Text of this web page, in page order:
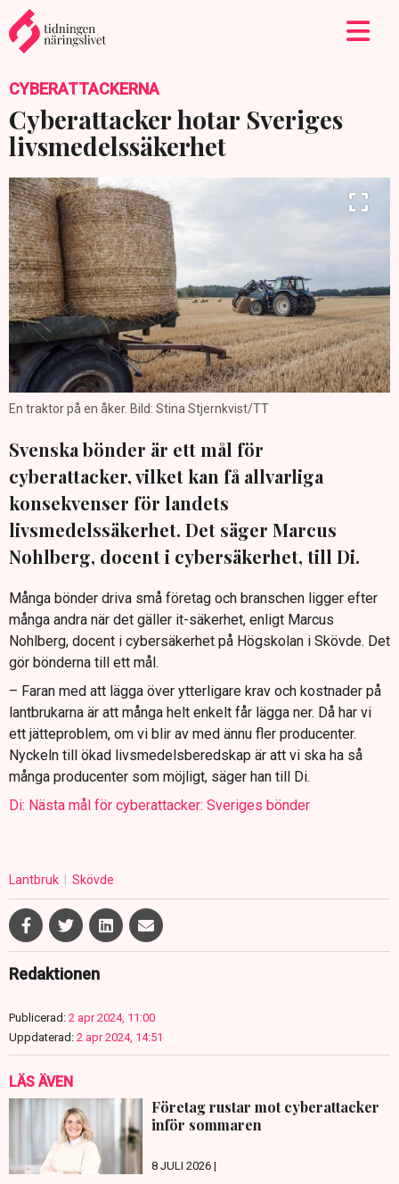
CYBERATTACKERNA
Cyberattacker hotar Sveriges
livsmedelssäkerhet
En traktor på en åker. Bild: Stina Stjernkvist/TT
Svenska bönder är ett mål för
cyberattacker, vilket kan få allvarliga
konsekvenser för landets
livsmedelssäkerhet. Det säger Marcus
Nohlberg, docent i cybersäkerhet, till Di.
Många bönder driva små företag och branschen ligger efter
många andra när det gäller it-säkerhet, enligt Marcus
Nohlberg, docent i cybersäkerhet på Högskolan i Skövde. Det
gör bönderna till ett mål.
– Faran med att lägga över ytterligare krav och kostnader på
lantbrukarna är att många helt enkelt får lägga ner. Då har vi
ett jätteproblem, om vi blir av med ännu fler producenter.
Nyckeln till ökad livsmedelsberedskap är att vi ska ha så
många producenter som möjligt, säger han till Di.
Di: Nästa mål för cyberattacker: Sveriges bönder
Lantbruk Skövde
Redaktionen
Publicerad: 2 apr 2024, 11:00
Uppdaterad: 2 apr 2024, 14:51
LÄS ÄVEN
Företag rustar mot cyberattacker
inför sommaren
8 JULI 2026 |